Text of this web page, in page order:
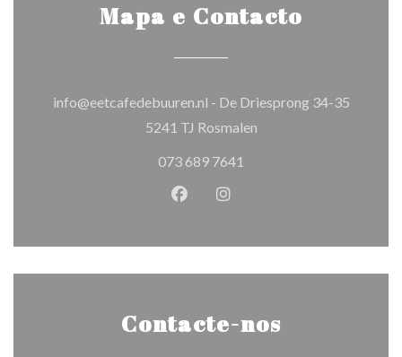
Mapa e Contacto
info@eetcafedebuuren.nl - De Driesprong 34-35
5241 TJ Rosmalen((abre numa nova
073 689 7641
Facebook ((abre numa nova
Instagram ((abre numa
Contacte-nos